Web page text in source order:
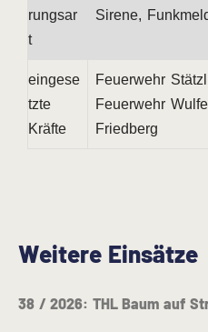
rungsar
t
Sirene,
eingese
tzte
Kräfte
Feuerwehr
Feuerwehr
Friedberg
Weitere Einsätze
38 / 2026: THL Baum auf